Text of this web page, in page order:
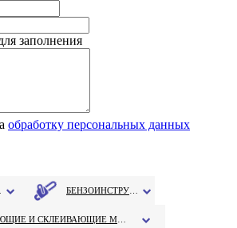
заполнения
обработку персональных данных